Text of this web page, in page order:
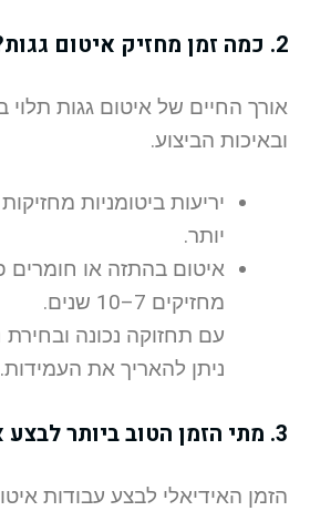
2. כמה זמן מחזיק איטום גגות?
אורך החיים של איטום גגות תלוי
ובאיכות הביצוע.
יותר.
איטום בהתזה או חומרים
מחזיקים 7–10 שנים.
עם תחזוקה נכונה ובחירת
ניתן להאריך את העמידות.
3. מתי הזמן הטוב ביותר לבצע איטום גגות?
הזמן האידיאלי לבצע עבודות